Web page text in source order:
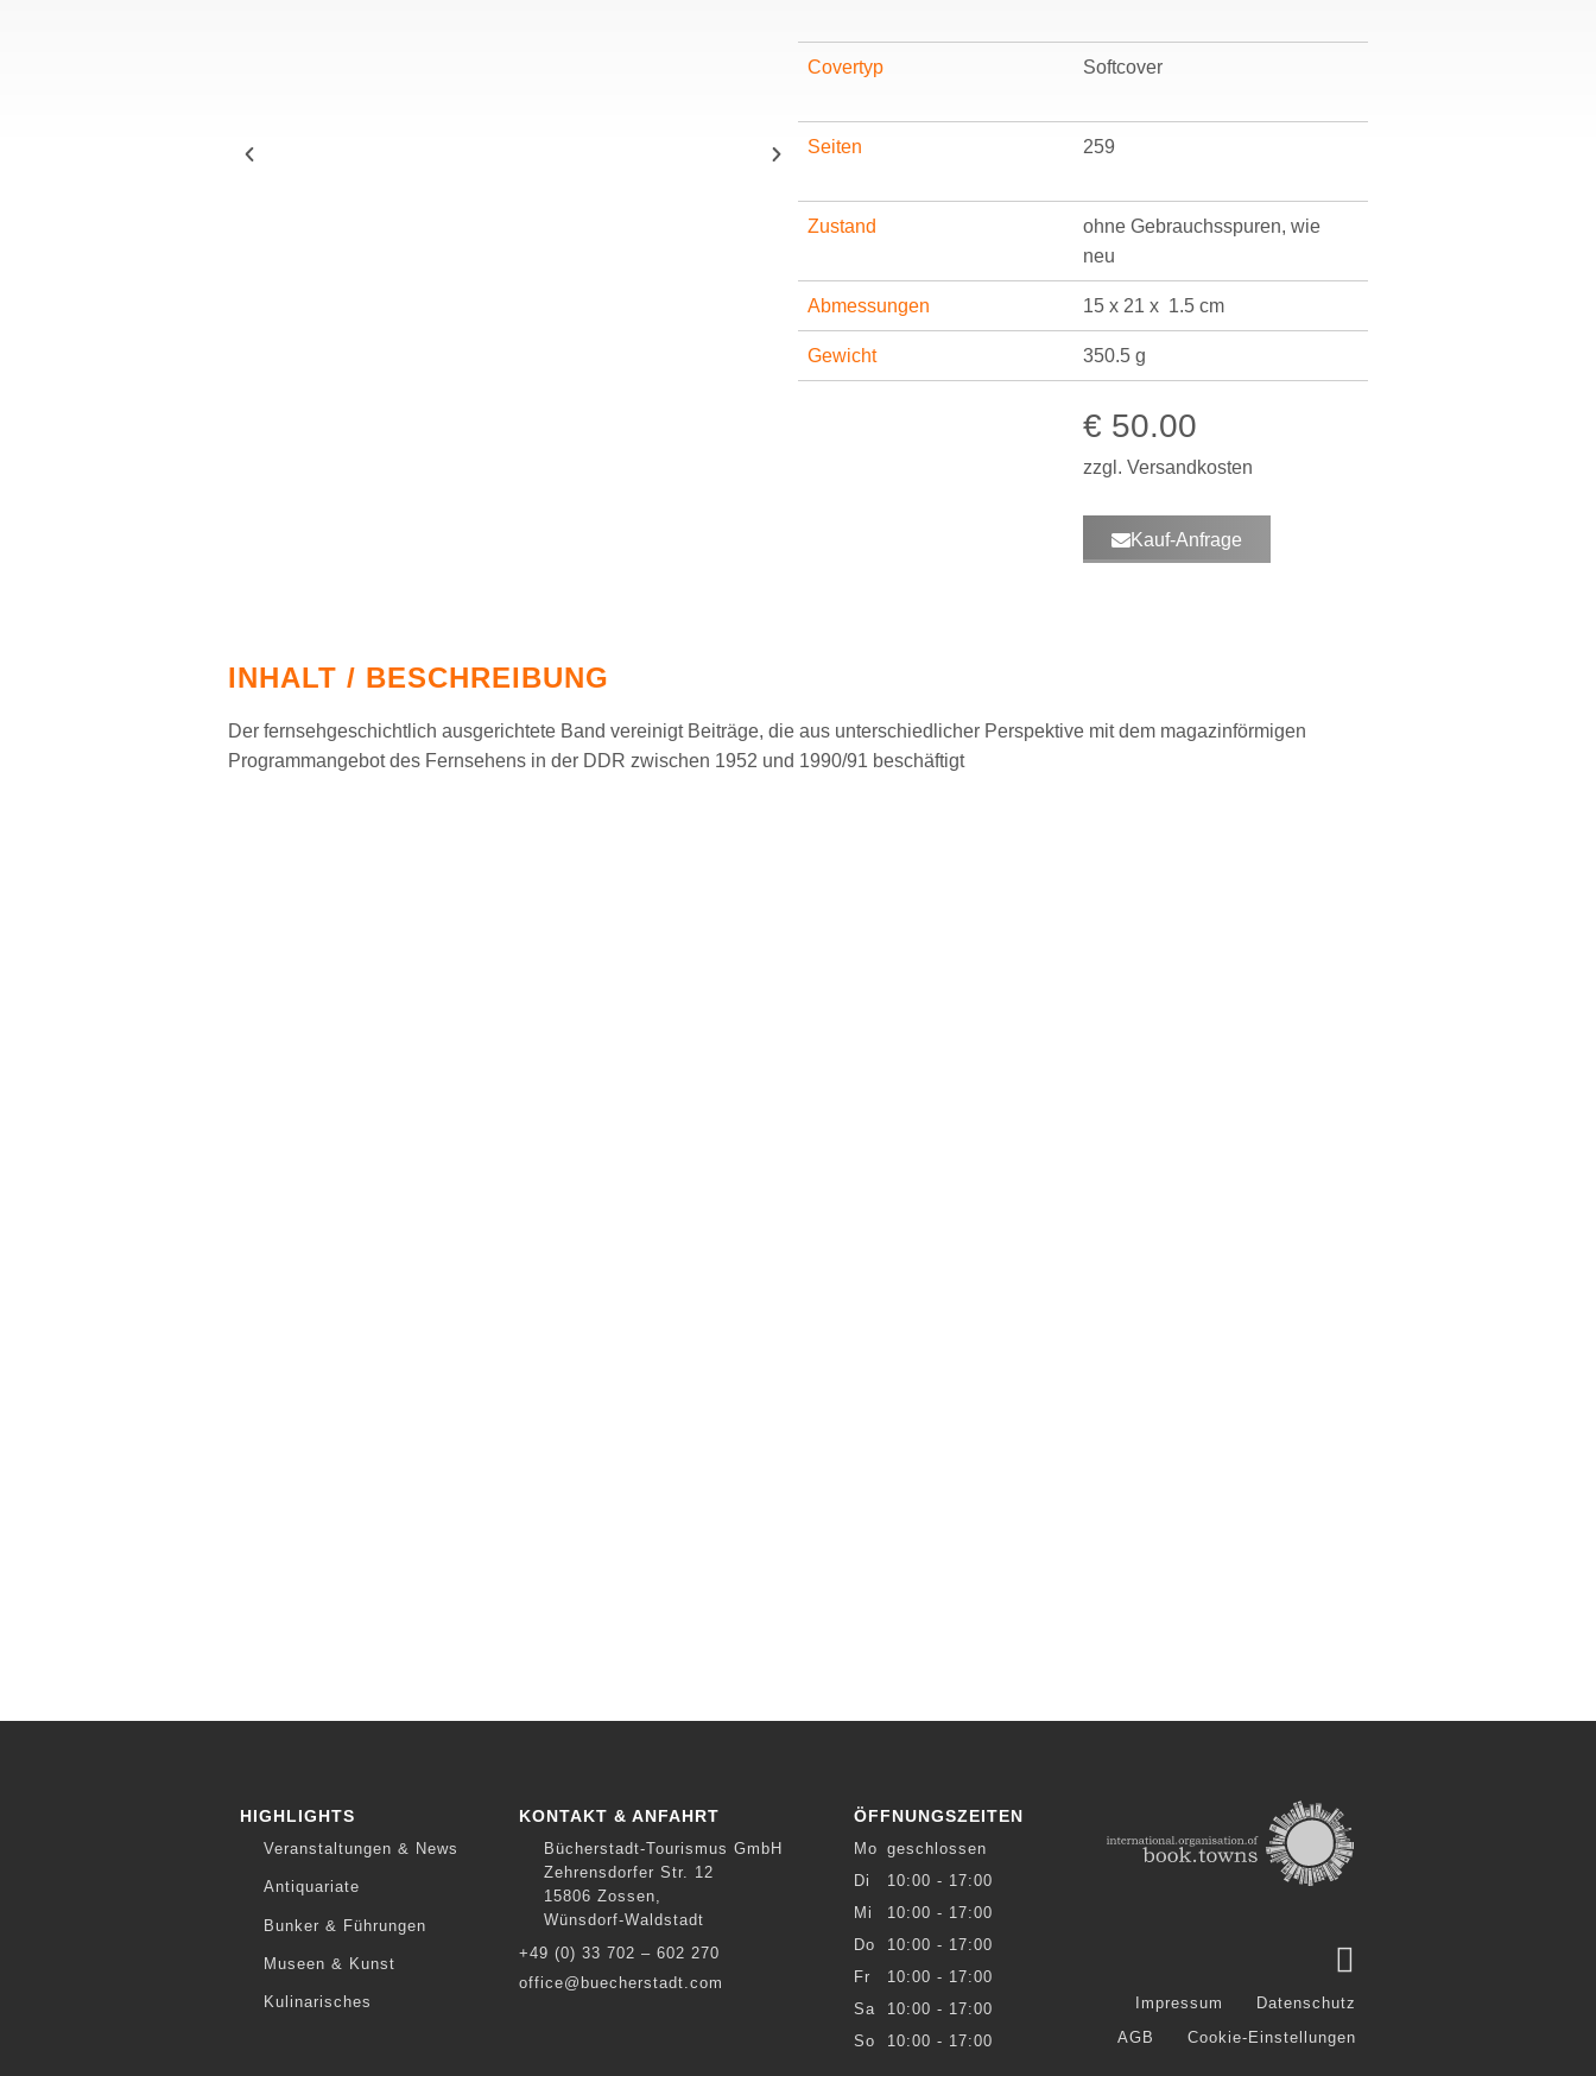
Covertyp Softcover
Seiten 259
Zustand
ohne Gebrauchsspuren, wie
neu
Abmessungen 15 x 21 x 1.5 cm
Gewicht 350.5 g
€ 50.00
zzgl. Versandkosten
Kauf-Anfrage
INHALT / BESCHREIBUNG
Der fernsehgeschichtlich ausgerichtete Band vereinigt Beiträge, die aus unterschiedlicher Perspektive mit dem magazinförmigen
Programmangebot des Fernsehens in der DDR zwischen 1952 und 1990/91 beschäftigt
HIGHLIGHTS
Veranstaltungen & News
Antiquariate
Bunker & Führungen
Museen & Kunst
Kulinarisches
KONTAKT & ANFAHRT
Bücherstadt-Tourismus GmbH
Zehrensdorfer Str. 12
15806 Zossen,
Wünsdorf-Waldstadt
+49 (0) 33 702 – 602 270
office@buecherstadt.com
ÖFFNUNGSZEITEN
Mo
geschlossen
Di
10:00 - 17:00
Mi
10:00 - 17:00
Do
10:00 - 17:00
Fr
10:00 - 17:00
Sa
10:00 - 17:00
So
10:00 - 17:00
Impressum
Datenschutz
AGB
Cookie-Einstellungen